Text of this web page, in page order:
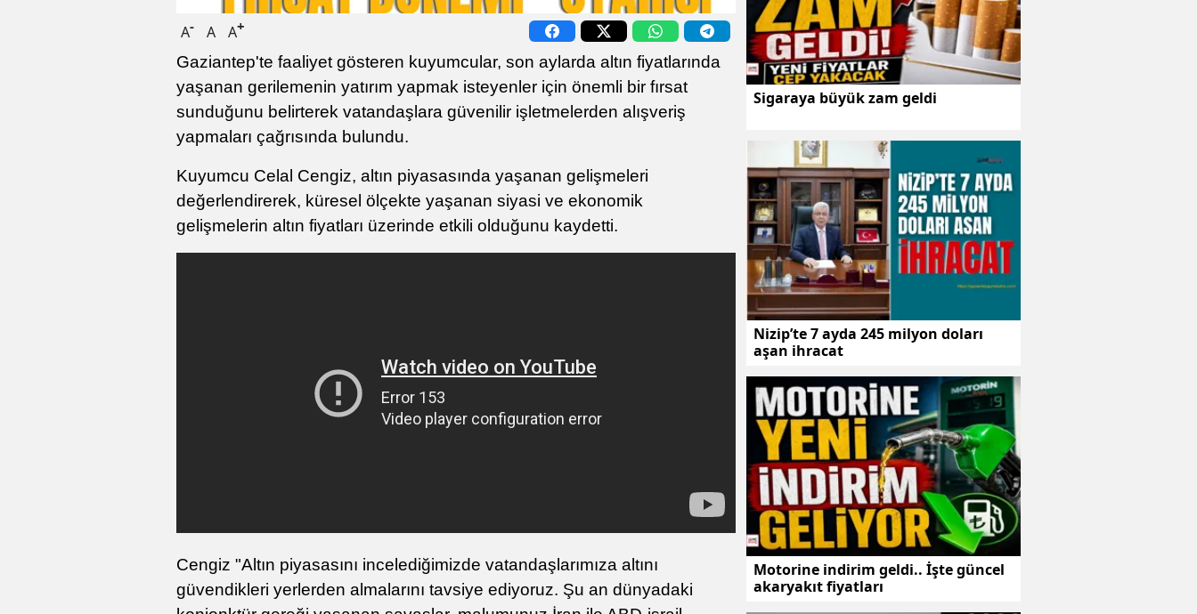
A- A A+
Gaziantep'te faaliyet gösteren kuyumcular, son aylarda altın fiyatlarında
yaşanan gerilemenin yatırım yapmak isteyenler için önemli bir fırsat
sunduğunu belirterek vatandaşlara güvenilir işletmelerden alışveriş
yapmaları çağrısında bulundu.
Kuyumcu Celal Cengiz, altın piyasasında yaşanan gelişmeleri
değerlendirerek, küresel ölçekte yaşanan siyasi ve ekonomik
gelişmelerin altın fiyatları üzerinde etkili olduğunu kaydetti.
Cengiz "Altın piyasasını incelediğimizde vatandaşlarımıza altını
güvendikleri yerlerden almalarını tavsiye ediyoruz. Şu an dünyadaki
Sigaraya büyük zam geldi
Nizip’te 7 ayda 245 milyon doları
aşan ihracat
Motorine indirim geldi.. İşte güncel
akaryakıt fiyatları